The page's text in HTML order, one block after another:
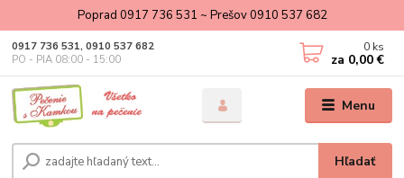
Poprad 0917 736 531 ~ Prešov 0910 537 682
Menu
Hľadať
0917 736 531, 0910 537 682
PO - PIA 08:00 - 15:00
0 ks
za 0,00 €